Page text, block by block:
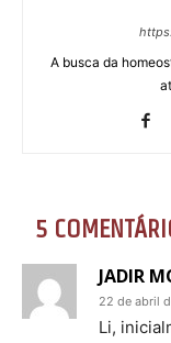
A busca da
5
JADIR
22 de abril
Li,